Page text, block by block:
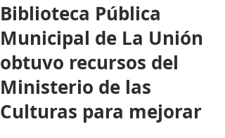
Biblioteca Pública
Municipal de La Unión
obtuvo recursos del
Ministerio de las
Culturas para mejorar